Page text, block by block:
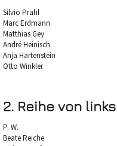
Silvio Prahl
Marc Erdmann
Matthias Gey
André Heinisch
Anja Hartenstein
Otto Winkler
2. Reihe von links
P. W.
Beate Reiche